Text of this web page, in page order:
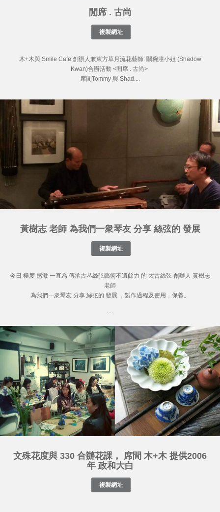
閒席 . 古尚
木+木與 Smile Cafe 創辦人兼東方草月流花藝師: 關琬潼小姐 (Shadow
Kwan)合辦活動 <閒席 . 古尚>
席間Tommy 與 Shad....
黃樹志 老師 為我們一衆琴友 分享 絲弦的 發展
今日 極度 感激 一直為 傳承古琴絲弦藝術不遺餘力 的 太古絲弦 創辦人 黃樹志
老師
為我們一衆琴友 分享 絲弦的 發展 ，製作過程及使用，保養。
....
文殊花度與 330 合辦花課， 席間 木+木 提供2006
年 政和大白